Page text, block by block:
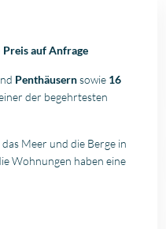
auf Anfrage
Penthäusernsowie 16
der begehrtesten
Meer und die Berge in
Wohnungen haben eine